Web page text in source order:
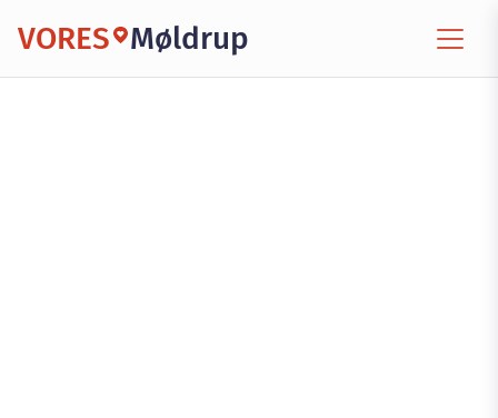
VORES Møldrup